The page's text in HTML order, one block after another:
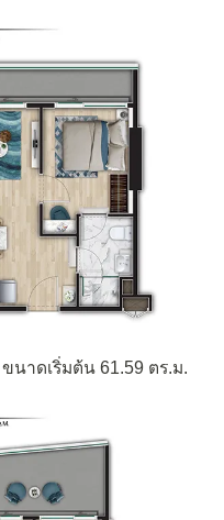
นาดเริ่มต้น 61.59 ตร.ม.